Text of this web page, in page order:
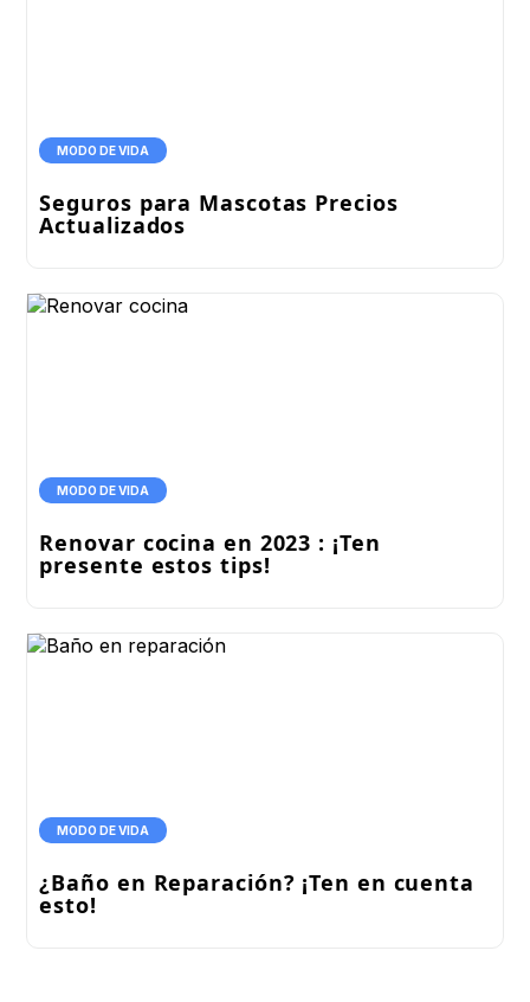
MODO DE VIDA
Seguros para Mascotas Precios
Actualizados
MODO DE VIDA
Renovar cocina en 2023 : ¡Ten
presente estos tips!
MODO DE VIDA
¿Baño en Reparación? ¡Ten en cuenta
esto!